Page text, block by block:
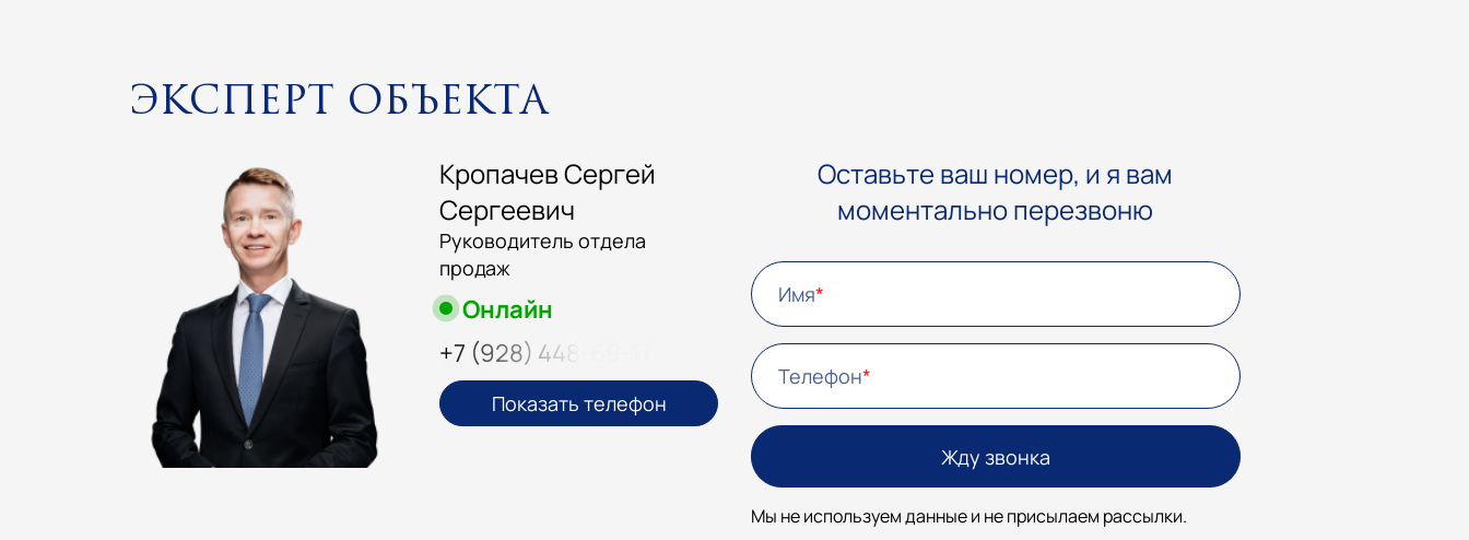
Эксперт объекта
Кропачев Сергей
Сергеевич
Руководитель отдела
продаж
Онлайн
+7 (928) 448-69-17
Показать телефон
Оставьте ваш номер, и я вам
моментально перезвоню
Имя
Телефон
Мы не используем данные и не присылаем рассылки.